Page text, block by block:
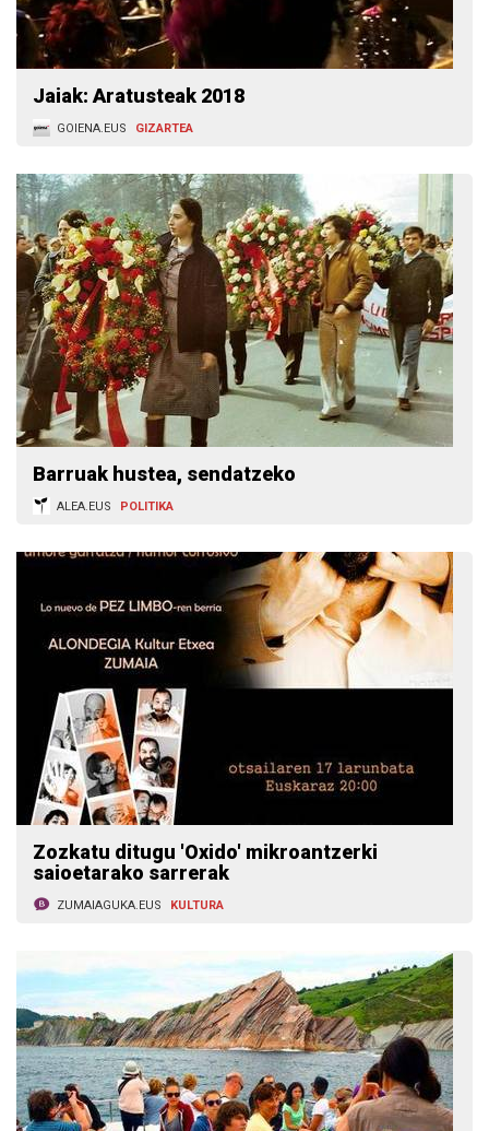
Jaiak: Aratusteak 2018
GOIENA.EUS GIZARTEA
Barruak hustea, sendatzeko
ALEA.EUS POLITIKA
Zozkatu ditugu 'Oxido' mikroantzerki
saioetarako sarrerak
ZUMAIAGUKA.EUS KULTURA